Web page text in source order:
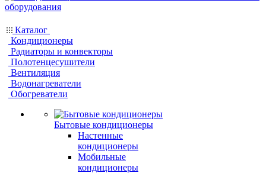
Каталог
Кондиционеры
Радиаторы и конвекторы
Полотенцесушители
Вентиляция
Водонагреватели
Обогреватели
Бытовые кондиционеры
Настенные
кондиционеры
Мобильные
кондиционеры